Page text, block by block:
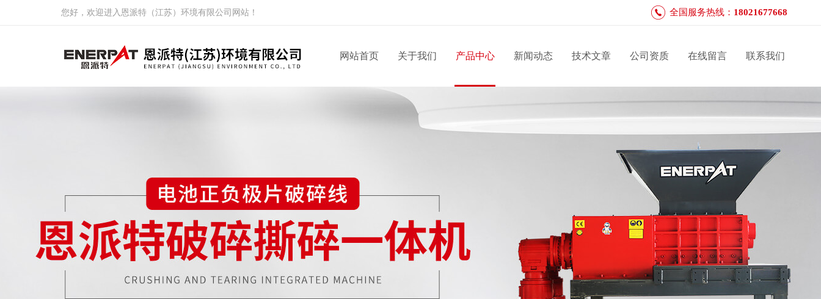
您好，欢迎进入恩派特（江苏）环境有限公司网站！ 全国服务热线： 18021677668
网站首页 关于我们 产品中心 新闻动态 技术文章 公司资质 在线留言 联系我们